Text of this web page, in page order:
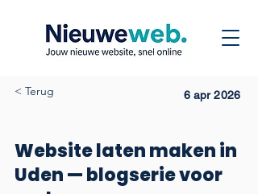
< Terug 6 apr 2026
Website laten maken in
Uden — blogserie voor